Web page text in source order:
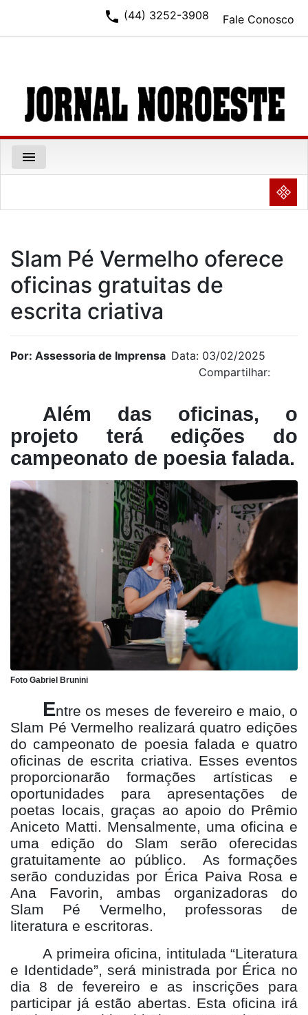
Fale Conosco
phone (44) 3252-3908
menu
NULL
Slam Pé Vermelho oferece
oficinas gratuitas de
escrita criativa
Por: Assessoria de Imprensa Data: 03/02/2025
Compartilhar:
Além das oficinas, o
projeto terá edições do
campeonato de poesia falada.
Foto Gabriel Brunini
Entre os meses de fevereiro e maio, o
Slam Pé Vermelho realizará quatro edições
do campeonato de poesia falada e quatro
oficinas de escrita criativa. Esses eventos
proporcionarão formações artísticas e
oportunidades para apresentações de
poetas locais, graças ao apoio do Prêmio
Aniceto Matti. Mensalmente, uma oficina e
uma edição do Slam serão oferecidas
gratuitamente ao público.
As formações
serão conduzidas por Érica Paiva Rosa e
Ana Favorin, ambas organizadoras do
Slam Pé Vermelho, professoras de
literatura e escritoras.
A primeira oficina, intitulada “Literatura
e Identidade”, será ministrada por Érica no
dia 8 de fevereiro e as inscrições para
participar já estão abertas. Esta oficina irá